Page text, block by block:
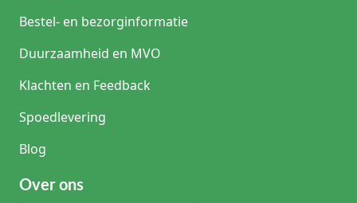
Bestel- en bezorginformatie
Duurzaamheid en MVO
Klachten en Feedback
Spoedlevering
Blog
Over ons